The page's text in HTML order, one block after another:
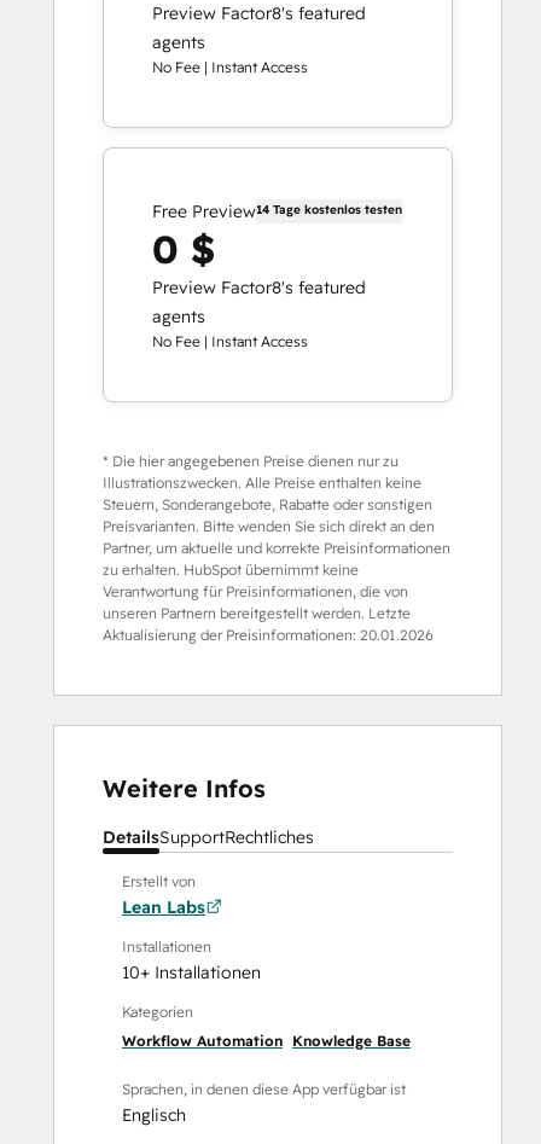
Preview Factor8's featured
agents
No Fee | Instant Access
Free Preview14 Tage kostenlos testen
0 $
Preview Factor8's featured
agents
No Fee | Instant Access
* Die hier angegebenen Preise dienen nur zu
Illustrationszwecken. Alle Preise enthalten keine
Steuern, Sonderangebote, Rabatte oder sonstigen
Preisvarianten. Bitte wenden Sie sich direkt an den
Partner, um aktuelle und korrekte Preisinformationen
zu erhalten. HubSpot übernimmt keine
Verantwortung für Preisinformationen, die von
unseren Partnern bereitgestellt werden. Letzte
Aktualisierung der Preisinformationen: 20.01.2026
Weitere Infos
DetailsSupportRechtliches
Erstellt von
Lean Labs
Installationen
10+ Installationen
Kategorien
Workflow Automation Knowledge Base
Sprachen, in denen diese App verfügbar ist
Englisch